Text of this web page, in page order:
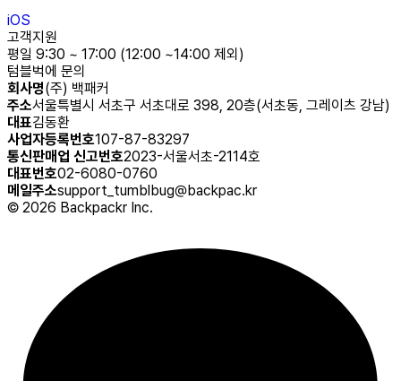
iOS
고객지원
평일 9:30 ~ 17:00 (12:00 ~14:00 제외)
텀블벅에 문의
회사명(주) 백패커
주소서울특별시 서초구 서초대로 398, 20층(서초동, 그레이츠 강남)
대표김동환
사업자등록번호107-87-83297
통신판매업 신고번호2023-서울서초-2114호
대표번호02-6080-0760
메일주소support_tumblbug@backpac.kr
© 2026 Backpackr Inc.